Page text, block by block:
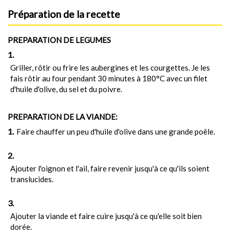
Préparation de la recette
PREPARATION DE LEGUMES
Griller, rôtir ou frire les aubergines et les courgettes. Je les
fais rôtir au four pendant 30 minutes à 180°C avec un filet
d'huile d'olive, du sel et du poivre.
PREPARATION DE LA VIANDE:
Faire chauffer un peu d'huile d'olive dans une grande poêle.
Ajouter l'oignon et l'ail, faire revenir jusqu'à ce qu'ils soient
translucides.
Ajouter la viande et faire cuire jusqu'à ce qu'elle soit bien
dorée.